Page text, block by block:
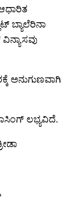
ಬ್ಯಾಲೆರಿನಾ
ಅನುಗುಣವಾಗಿ
ಲಭ್ಯವಿದೆ.